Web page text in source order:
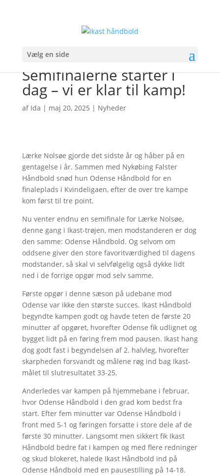
Vælg en side
Semifinalerne starter i
dag – vi er klar til kamp!
af Ida | maj 20, 2025 | Nyheder
Lærke Nolsøe gjorde det sidste år og håber på en
gentagelse i år. Sammen med Nykøbing Falster
Håndbold snød hun Odense Håndbold for en
finaleplads i Kvindeligaen, efter de over tre kampe
kom først til tre point.
Nu venter endnu en semifinale for Lærke Nolsøe,
denne gang i Ikast-trøjen, men modstanderen er dog
den samme: Odense Håndbold. Og selvom om
oddsene giver den store favoritværdighed til dagens
modstander, så skal vi selvfølgelig også dykke lidt
ned i de forrige opgør mod selv samme.
Første opgør i denne sæson på udebane mod
Odense var ikke den største succes. Ikast Håndbold
begyndte kampen godt og havde teten de første 20
minutter af opgøret, hvorefter Odense fik udlignet og
bygget lidt på en føring frem mod pausen. Ikast hang
dog godt fast i begyndelsen af 2. halvleg, hvorefter
skarpheden forsvandt og målene røg ind bag Ikast-
målet til slutresultatet 33-25.
Anderledes var kampen på hjemmebane i februar,
hvor Odense Håndbold i den grad kom bedst fra
start. Efter fem minutter var Odense Håndbold i
front med 5-1 og føringen forsatte i store dele af de
første 30 minutter. Langsomt men sikkert fik Ikast
Håndbold bedre fat i kampen og med flere redninger
og skud blokeret, halede Ikast Håndbold ind på
Odense Håndbold med en pausestilling på 14-18.